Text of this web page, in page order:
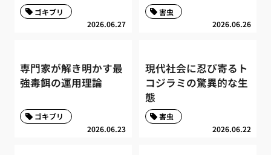
2026.06.27
ゴキブリ
2026.06.26
害虫
専門家が解き明かす最
強毒餌の運用理論
2026.06.23
ゴキブリ
現代社会に忍び寄るト
コジラミの驚異的な生
態
2026.06.22
害虫